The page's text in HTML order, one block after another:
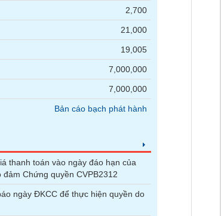
2,700
21,000
19,005
7,000,000
7,000,000
Bản cáo bạch phát hành
thanh toán vào ngày đáo hạn của
Chứng quyền CVPB2312
ngày ĐKCC để thực hiện quyền do